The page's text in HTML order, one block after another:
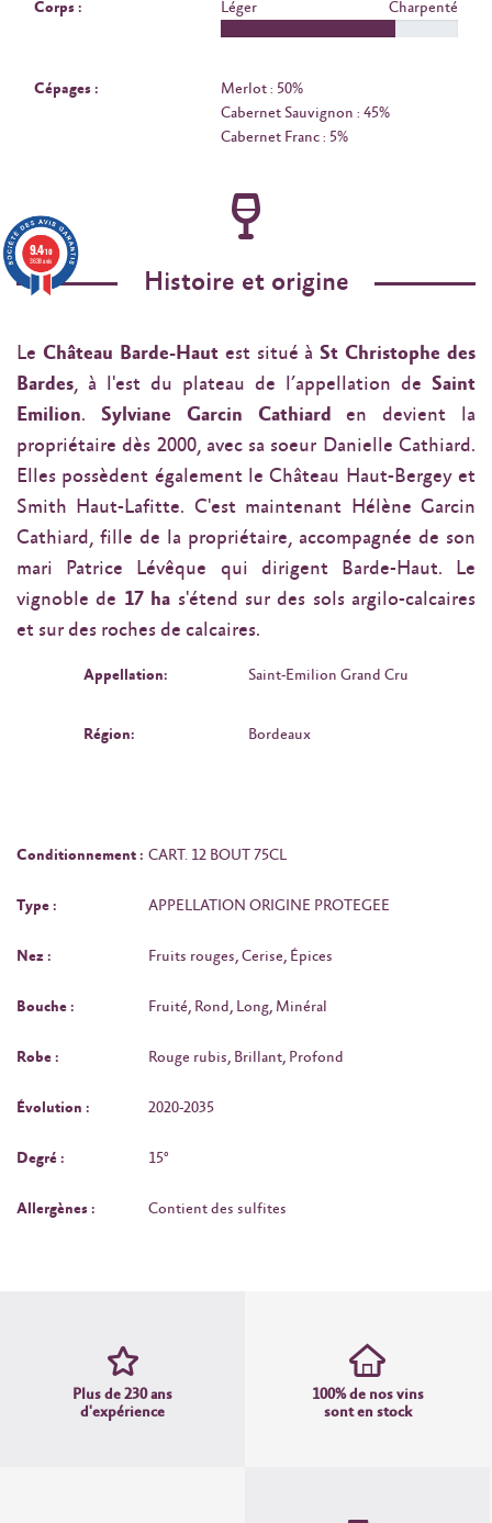
Corps : Léger Charpenté
Cépages :
Merlot : 50%
Cabernet Sauvignon : 45%
Cabernet Franc : 5%
Histoire et origine
Le Château Barde-Haut est situé àSt Christophe des
Bardes, à l'est du plateau de l’appellation de Saint
Emilion. Sylviane Garcin Cathiard en devient la
propriétaire dès 2000, avec sa soeur Danielle Cathiard.
Elles possèdent également le Château Haut-Bergey et
Smith Haut-Lafitte. C'est maintenant Hélène Garcin
Cathiard, fille de la propriétaire, accompagnée de son
mari Patrice Lévêque qui dirigent Barde-Haut. Le
vignoble de 17 ha s'étend sur des sols argilo-calcaires
et sur des roches de calcaires.
Appellation: Saint-Emilion Grand Cru
Région: Bordeaux
Conditionnement : CART. 12 BOUT 75CL
Type : APPELLATION ORIGINE PROTEGEE
Nez : Fruits rouges, Cerise, Épices
Bouche : Fruité, Rond, Long, Minéral
Robe : Rouge rubis, Brillant, Profond
Évolution : 2020-2035
Degré : 15°
Allergènes : Contient des sulfites
Plus de 230 ans
d'expérience
100% de nos vins
sont en stock
9.4/10
3638 avis